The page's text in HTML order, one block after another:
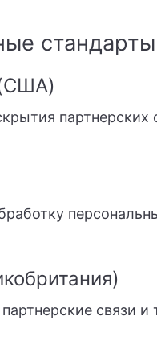
стандарты
связи и